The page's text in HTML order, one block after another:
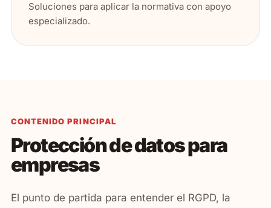
Soluciones para aplicar la normativa con apoyo
especializado.
CONTENIDO PRINCIPAL
Protección de datos para
empresas
El punto de partida para entender el RGPD, la